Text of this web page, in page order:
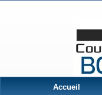
Accueil